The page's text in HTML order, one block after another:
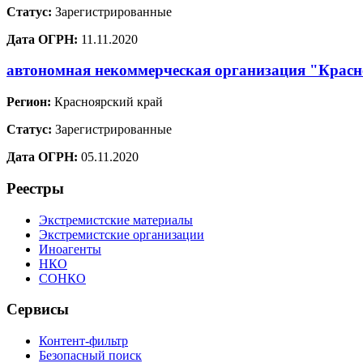
Статус: Зарегистрированные
Дата ОГРН: 11.11.2020
автономная некоммерческая организация
Регион: Красноярский край
Статус: Зарегистрированные
Дата ОГРН: 05.11.2020
Реестры
Экстремистские материалы
Экстремистские организации
Иноагенты
НКО
СОНКО
Сервисы
Контент-фильтр
Безопасный поиск